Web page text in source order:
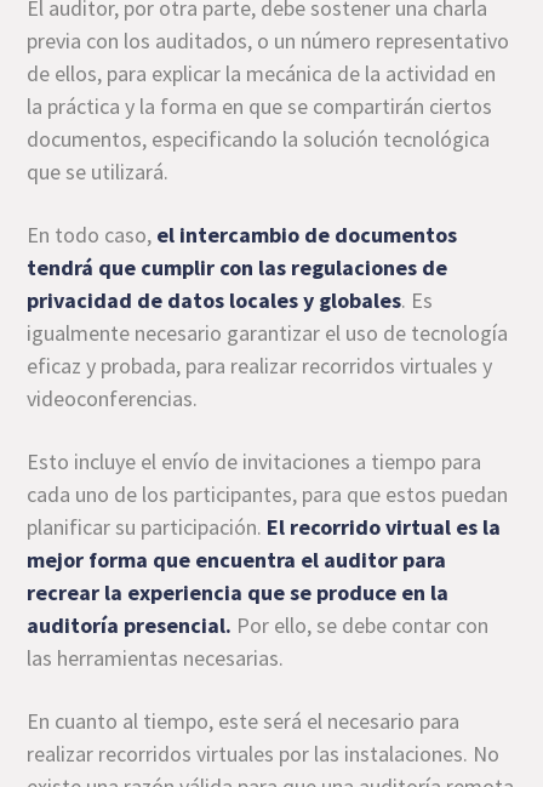
El auditor, por otra parte, debe sostener una charla
previa con los auditados, o un número representativo
de ellos, para explicar la mecánica de la actividad en
la práctica y la forma en que se compartirán ciertos
documentos, especificando la solución tecnológica
que se utilizará.
En todo caso, el intercambio de documentos
tendrá que cumplir con las regulaciones de
privacidad de datos locales y globales. Es
igualmente necesario garantizar el uso de tecnología
eficaz y probada, para realizar recorridos virtuales y
videoconferencias.
Esto incluye el envío de invitaciones a tiempo para
cada uno de los participantes, para que estos puedan
planificar su participación. El recorrido virtual es la
mejor forma que encuentra el auditor para
recrear la experiencia que se produce en la
auditoría presencial. Por ello, se debe contar con
las herramientas necesarias.
En cuanto al tiempo, este será el necesario para
realizar recorridos virtuales por las instalaciones. No